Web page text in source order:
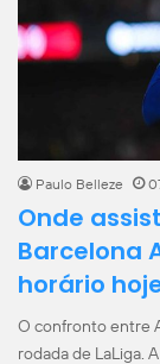
Paulo Belleze
Onde
Barcelona
horário
O confronto entre
rodada de LaLiga.